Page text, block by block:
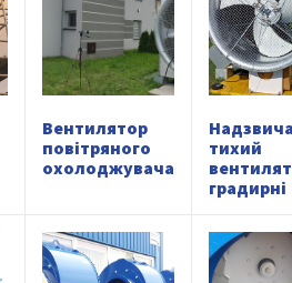
Вентилятор
повітряного
охолоджувача
тихий
градирні